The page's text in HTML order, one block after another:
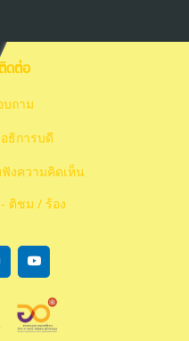
ดต่อ
ถาม
ธิการบดี
งความคิดเห็น
ติชม / ร้อง